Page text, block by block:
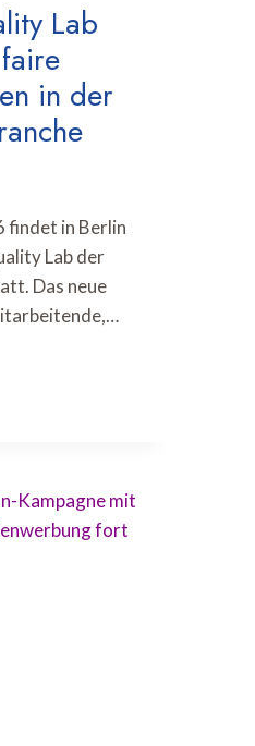
Lab
in der
findet in Berlin
Lab der
Das neue